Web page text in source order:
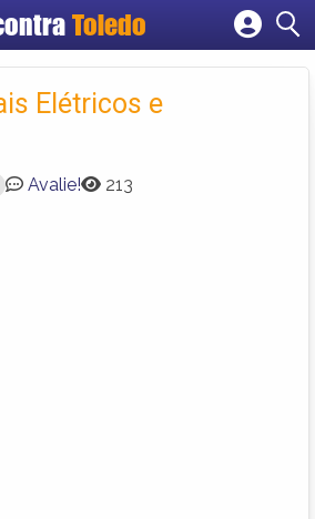
Toledo
Cadastrar empresa
Criar conta
Elétricos e
Avalie! 213